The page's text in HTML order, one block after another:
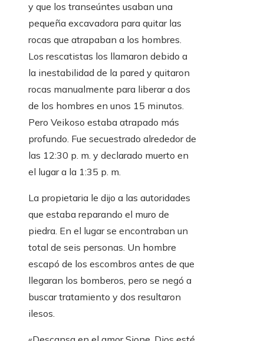
y que los transeúntes usaban una
pequeña excavadora para quitar las
rocas que atrapaban a los hombres.
Los rescatistas los llamaron debido a
la inestabilidad de la pared y quitaron
rocas manualmente para liberar a dos
de los hombres en unos 15 minutos.
Pero Veikoso estaba atrapado más
profundo. Fue secuestrado alrededor de
las 12:30 p. m. y declarado muerto en
el lugar a la 1:35 p. m.
La propietaria le dijo a las autoridades
que estaba reparando el muro de
piedra. En el lugar se encontraban un
total de seis personas. Un hombre
escapó de los escombros antes de que
llegaran los bomberos, pero se negó a
buscar tratamiento y dos resultaron
ilesos.